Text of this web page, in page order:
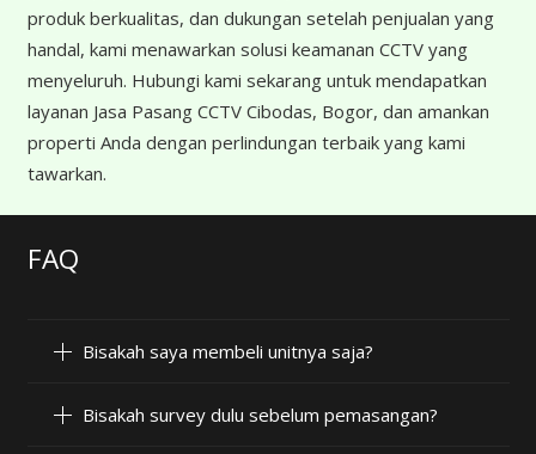
produk berkualitas, dan dukungan setelah penjualan yang
handal, kami menawarkan solusi keamanan CCTV yang
menyeluruh. Hubungi kami sekarang untuk mendapatkan
layanan Jasa Pasang CCTV Cibodas, Bogor, dan amankan
properti Anda dengan perlindungan terbaik yang kami
tawarkan.
FAQ
Bisakah saya membeli unitnya saja?
Bisakah survey dulu sebelum pemasangan?